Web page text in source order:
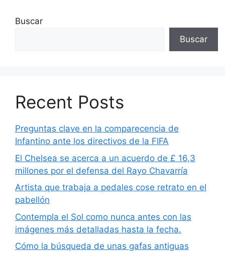
Buscar
Buscar
Recent Posts
Preguntas clave en la comparecencia de
Infantino ante los directivos de la FIFA
El Chelsea se acerca a un acuerdo de £ 16,3
millones por el defensa del Rayo Chavarría
Artista que trabaja a pedales cose retrato en el
pabellón
Contempla el Sol como nunca antes con las
imágenes más detalladas hasta la fecha.
Cómo la búsqueda de unas gafas antiguas